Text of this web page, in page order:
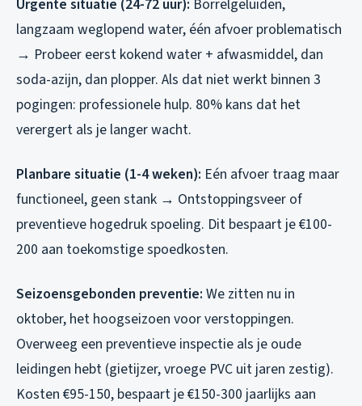
Urgente situatie (24-72 uur): Borrelgeluiden,
langzaam weglopend water, één afvoer problematisch
→ Probeer eerst kokend water + afwasmiddel, dan
soda-azijn, dan plopper. Als dat niet werkt binnen 3
pogingen: professionele hulp. 80% kans dat het
verergert als je langer wacht.
Planbare situatie (1-4 weken): Eén afvoer traag maar
functioneel, geen stank → Ontstoppingsveer of
preventieve hogedruk spoeling. Dit bespaart je €100-
200 aan toekomstige spoedkosten.
Seizoensgebonden preventie: We zitten nu in
oktober, het hoogseizoen voor verstoppingen.
Overweeg een preventieve inspectie als je oude
leidingen hebt (gietijzer, vroege PVC uit jaren zestig).
Kosten €95-150, bespaart je €150-300 jaarlijks aan